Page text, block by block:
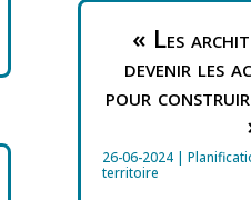
« Les
devenir les
pour
26-06-2024|
territoire